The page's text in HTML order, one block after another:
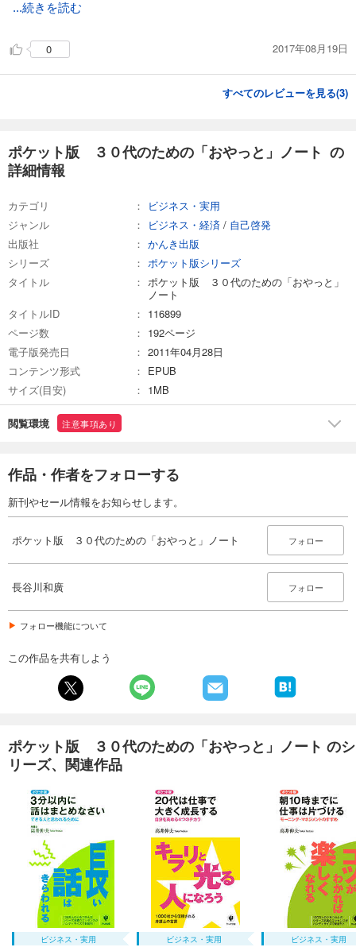
...続きを読む
0 2017年08月19日
すべてのレビューを見る(3)
ポケット版 ３０代のための「おやっと」ノート の
詳細情報
カテゴリ
ビジネス・実用
ジャンル
ビジネス・経済 / 自己啓発
出版社
かんき出版
シリーズ
ポケット版シリーズ
タイトル
ポケット版 ３０代のための「おやっと」
ノート
タイトルID
116899
ページ数
192ページ
電子版発売日
2011年04月28日
コンテンツ形式
EPUB
サイズ(目安)
1MB
閲覧環境 注意事項あり
作品・作者をフォローする
新刊やセール情報をお知らせします。
ポケット版 ３０代のための「おやっと」ノート フォロー
長谷川和廣 フォロー
フォロー機能について
この作品を共有しよう
ポケット版 ３０代のための「おやっと」ノート のシ
リーズ、関連作品
ビジネス・実用 ビジネス・実用 ビジネス・実用